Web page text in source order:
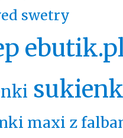
swetry
maxi z